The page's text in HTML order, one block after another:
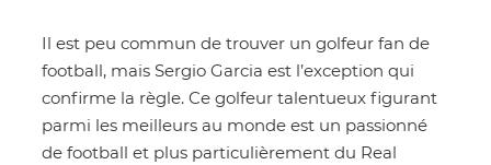
Il est peu commun de trouver un golfeur fan de
football, mais Sergio Garcia est l’exception qui
confirme la règle. Ce golfeur talentueux figurant
parmi les meilleurs au monde est un passionné
de football et plus particulièrement du Real